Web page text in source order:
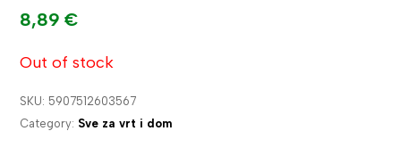
8,89 €
Out of stock
SKU:5907512603567
Category: Sve za vrt i dom